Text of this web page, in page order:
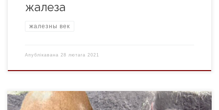
жалеза
жалезны век
Апублікавана 28 лютага 2021